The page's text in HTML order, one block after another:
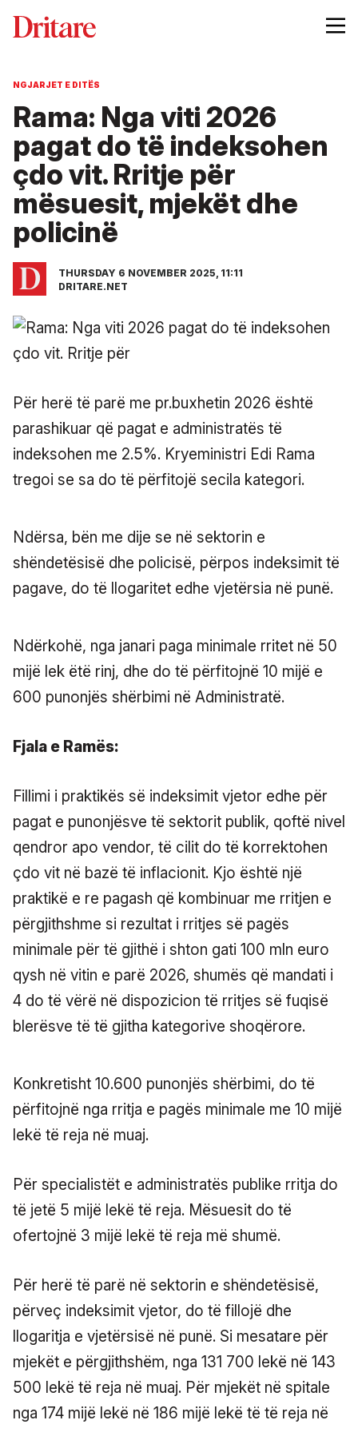
NGJARJET E DITËS
Rama: Nga viti 2026
pagat do të indeksohen
çdo vit. Rritje për
mësuesit, mjekët dhe
policinë
THURSDAY 6 NOVEMBER 2025, 11:11
DRITARE.NET
Për herë të parë me pr.buxhetin 2026 është
parashikuar që pagat e administratës të
indeksohen me 2.5%. Kryeministri Edi Rama
tregoi se sa do të përfitojë secila kategori.
Ndërsa, bën me dije se në sektorin e
shëndetësisë dhe policisë, përpos indeksimit të
pagave, do të llogaritet edhe vjetërsia në punë.
Ndërkohë, nga janari paga minimale rritet në 50
mijë lek ëtë rinj, dhe do të përfitojnë 10 mijë e
600 punonjës shërbimi në Administratë.
Fjala e Ramës:
Fillimi i praktikës së indeksimit vjetor edhe për
pagat e punonjësve të sektorit publik, qoftë nivel
qendror apo vendor, të cilit do të korrektohen
çdo vit në bazë të inflacionit. Kjo është një
praktikë e re pagash që kombinuar me rritjen e
përgjithshme si rezultat i rritjes së pagës
minimale për të gjithë i shton gati 100 mln euro
qysh në vitin e parë 2026, shumës që mandati i
4 do të vërë në dispozicion të rritjes së fuqisë
blerësve të të gjitha kategorive shoqërore.
Konkretisht 10.600 punonjës shërbimi, do të
përfitojnë nga rritja e pagës minimale me 10 mijë
lekë të reja në muaj.
Për specialistët e administratës publike rritja do
të jetë 5 mijë lekë të reja. Mësuesit do të
ofertojnë 3 mijë lekë të reja më shumë.
Për herë të parë në sektorin e shëndetësisë,
përveç indeksimit vjetor, do të fillojë dhe
llogaritja e vjetërsisë në punë. Si mesatare për
mjekët e përgjithshëm, nga 131 700 lekë në 143
500 lekë të reja në muaj. Për mjekët në spitale
nga 174 mijë lekë në 186 mijë lekë të të reja në